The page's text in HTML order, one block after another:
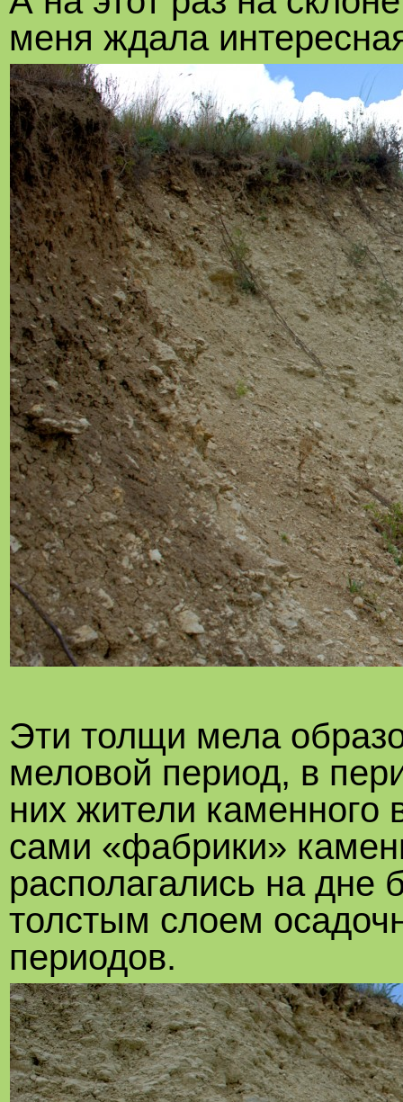
меня ждала
Эти толщи мела
меловой период, в
них жители каменного
сами «фабрики»
располагались на дне
толстым слоем
периодов.